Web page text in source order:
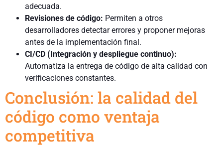
adecuada.
Revisiones de código: Permiten a otros
desarrolladores detectar errores y proponer mejoras
antes de la implementación final.
CI/CD (Integración y despliegue continuo):
Automatiza la entrega de código de alta calidad con
verificaciones constantes.
Conclusión: la calidad del
código como ventaja
competitiva